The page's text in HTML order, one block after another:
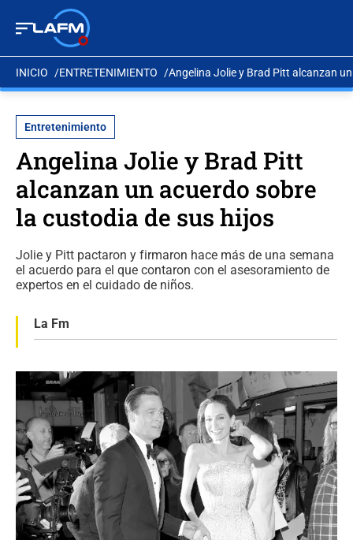
INICIO ENTRETENIMIENTO Angelina Jolie y Brad Pitt alcanzan
Entretenimiento
Angelina Jolie y Brad Pitt
alcanzan un acuerdo sobre
la custodia de sus hijos
Jolie y Pitt pactaron y firmaron hace más de una semana
el acuerdo para el que contaron con el asesoramiento de
expertos en el cuidado de niños.
La Fm